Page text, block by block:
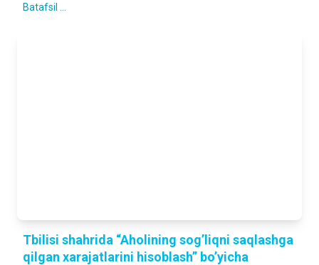
Batafsil ...
Tbilisi shahrida “Aholining sog’liqni saqlashga
qilgan xarajatlarini hisoblash” bo’yicha